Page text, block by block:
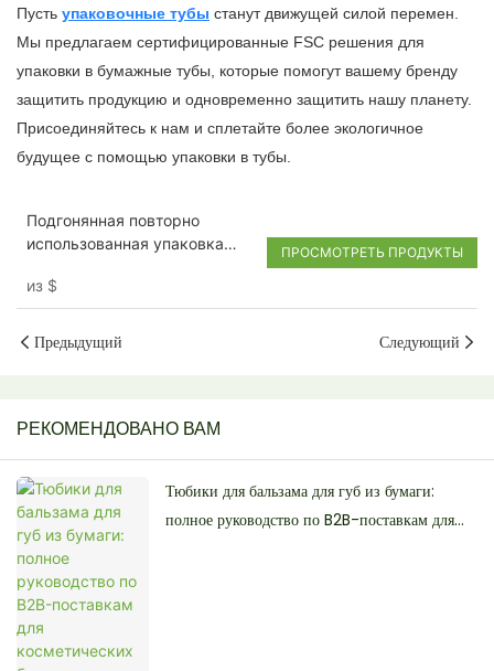
Пусть упаковочные тубы станут движущей силой перемен.
Мы предлагаем сертифицированные FSC решения для
упаковки в бумажные тубы, которые помогут вашему бренду
защитить продукцию и одновременно защитить нашу планету.
Присоединяйтесь к нам и сплетайте более экологичное
будущее с помощью упаковки в тубы.
Подгонянная повторно
использованная упаковка
упаковки еды Паперкартона
из $
ПРОСМОТРЕТЬ ПРОДУКТЫ
Предыдущий Следующий
РЕКОМЕНДОВАНО ВАМ
Тюбики для бальзама для губ из бумаги:
полное руководство по B2B-поставкам для